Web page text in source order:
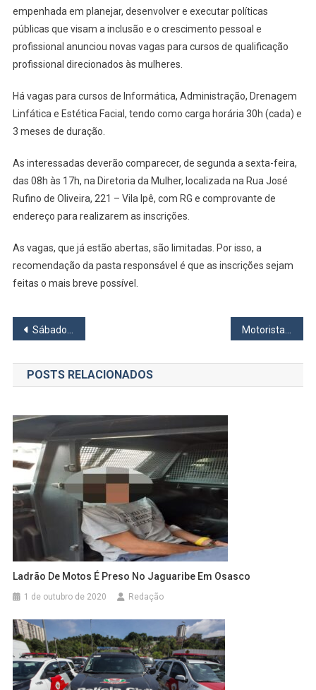
Jandira
Para
Primeiras
Ano
empenhada em planejar, desenvolver e executar políticas
públicas que visam a inclusão e o crescimento pessoal e
profissional anunciou novas vagas para cursos de qualificação
profissional direcionados às mulheres.
Há vagas para cursos de Informática, Administração, Drenagem
Linfática e Estética Facial, tendo como carga horária 30h (cada) e
3 meses de duração.
As interessadas deverão comparecer, de segunda a sexta-feira,
das 08h às 17h, na Diretoria da Mulher, localizada na Rua José
Rufino de Oliveira, 221 – Vila Ipê, com RG e comprovante de
endereço para realizarem as inscrições.
As vagas, que já estão abertas, são limitadas. Por isso, a
recomendação da pasta responsável é que as inscrições sejam
feitas o mais breve possível.
Navegação
de
Post
Sábado tem projeto ‘Pedágio Ambiental’ em Cotia
POSTS RELACIONADOS
Ladrão De Motos É Preso No Jaguaribe Em Osasco
1 de outubro de 2020 Redação